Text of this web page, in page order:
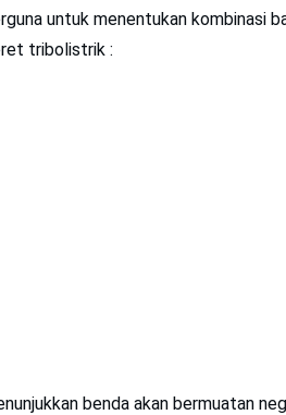
untuk menentukan kombinasi
tribolistrik :
benda akan bermuatan